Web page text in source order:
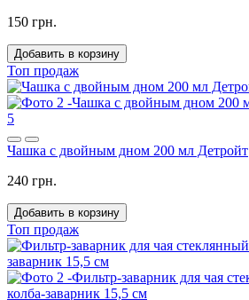
150 грн.
Добавить в корзину
Топ продаж
5
Чашка с двойным дном 200 мл Детройт
240 грн.
Добавить в корзину
Топ продаж